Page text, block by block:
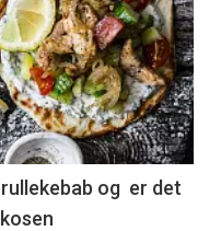
og er det